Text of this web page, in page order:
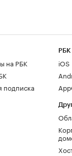
на РБК
подписка
РБК
iOS